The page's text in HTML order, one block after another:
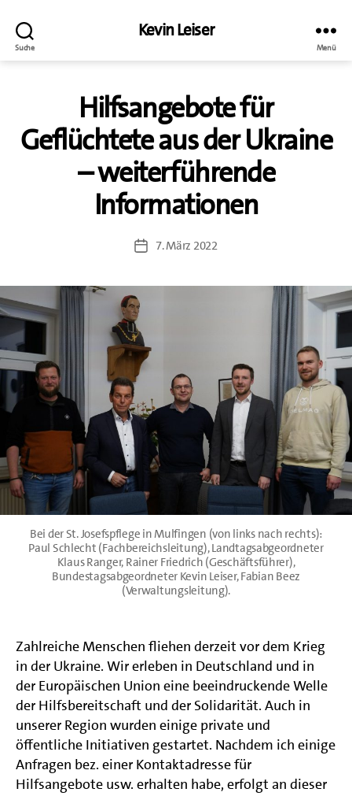
Suche
Kevin Leiser
Menü
Hilfsangebote für
Geflüchtete aus der Ukraine
– weiterführende
Informationen
Beitragsdatum
7. März 2022
Bei der St. Josefspflege in Mulfingen (von links nach rechts):
Paul Schlecht (Fachbereichsleitung), Landtagsabgeordneter
Klaus Ranger, Rainer Friedrich (Geschäftsführer),
Bundestagsabgeordneter Kevin Leiser, Fabian Beez
(Verwaltungsleitung).
Zahlreiche Menschen fliehen derzeit vor dem Krieg
in der Ukraine. Wir erleben in Deutschland und in
der Europäischen Union eine beeindruckende Welle
der Hilfsbereitschaft und der Solidarität. Auch in
unserer Region wurden einige private und
öffentliche Initiativen gestartet. Nachdem ich einige
Anfragen bez. einer Kontaktadresse für
Hilfsangebote usw. erhalten habe, erfolgt an dieser